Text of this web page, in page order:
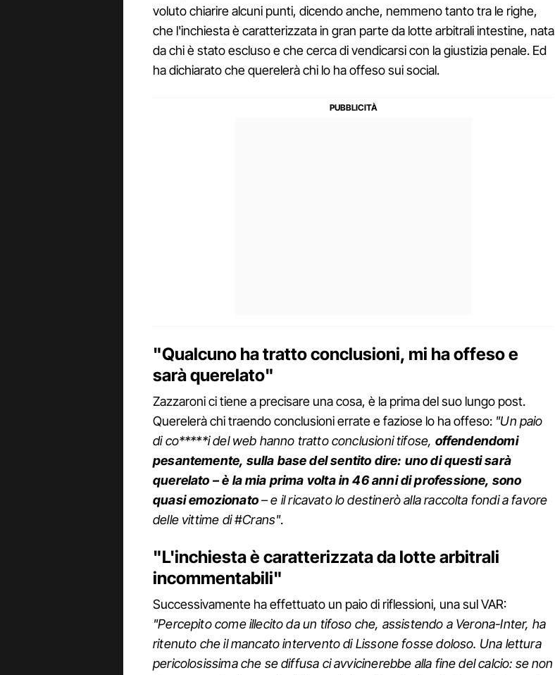
voluto chiarire alcuni punti, dicendo anche, nemmeno tanto tra le righe,
che l'inchiesta è caratterizzata in gran parte da lotte arbitrali intestine, nata
da chi è stato escluso e che cerca di vendicarsi con la giustizia penale. Ed
ha dichiarato che querelerà chi lo ha offeso sui social.
"Qualcuno ha tratto conclusioni, mi ha offeso e
sarà querelato"
Zazzaroni ci tiene a precisare una cosa, è la prima del suo lungo post.
Querelerà chi traendo conclusioni errate e faziose lo ha offeso: "Un paio
di co*****i del web hanno tratto conclusioni tifose, offendendomi
pesantemente, sulla base del sentito dire: uno di questi sarà
querelato – è la mia prima volta in 46 anni di professione, sono
quasi emozionato– e il ricavato lo destinerò alla raccolta fondi a favore
delle vittime di #Crans".
"L'inchiesta è caratterizzata da lotte arbitrali
incommentabili"
Successivamente ha effettuato un paio di riflessioni, una sul VAR:
"Percepito come illecito da un tifoso che, assistendo a Verona-Inter, ha
ritenuto che il mancato intervento di Lissone fosse doloso. Una lettura
pericolosissima che se diffusa ci avvicinerebbe alla fine del calcio: se non